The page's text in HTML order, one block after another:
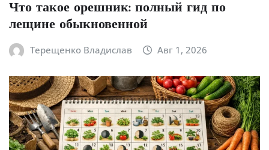
Что такое орешник: полный гид по
лещине обыкновенной
Терещенко Владислав Авг 1, 2026